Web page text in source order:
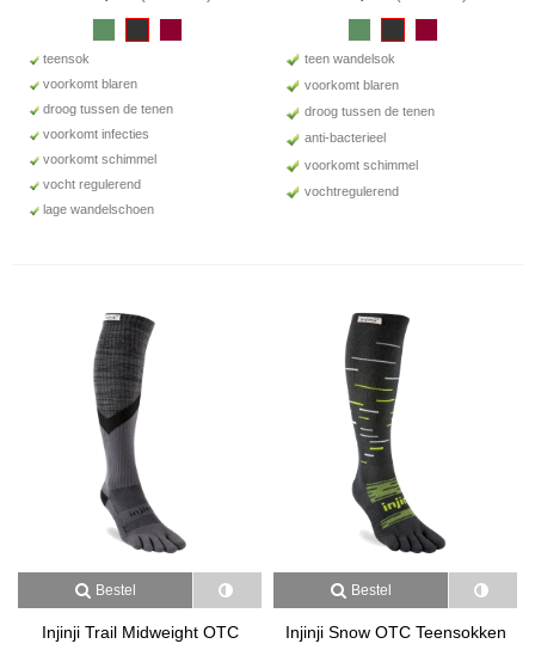
teensok
voorkomt blaren
droog tussen de tenen
voorkomt infecties
voorkomt schimmel
vocht regulerend
lage wandelschoen
teen wandelsok
voorkomt blaren
droog tussen de tenen
anti-bacterieel
voorkomt schimmel
vochtregulerend
Bestel
Injinji Trail Midweight OTC
Bestel
Injinji Snow OTC Teensokken